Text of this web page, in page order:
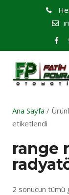
Ana Sayfa /
etiketlendi
range
2 sonucun